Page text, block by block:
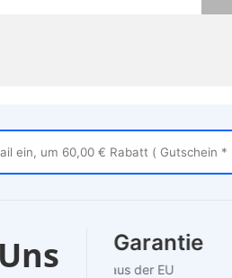
1-2 Jahre Garantie
Garantiesupport aus der EU